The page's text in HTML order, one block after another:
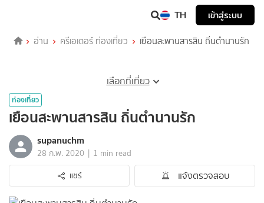
TH เข้าสู่ระบบ
อ่าน ครีเอเตอร์ ท่องเที่ยว เยือนสะพานสารสิน ถิ่นตำนานรัก
เลือกที่เที่ยว
ท่องเที่ยว
เยือนสะพานสารสิน ถิ่นตำนานรัก
supanuchm
28 ก.พ. 2020 | 1 min read
แชร์
แจ้งตรวจสอบ